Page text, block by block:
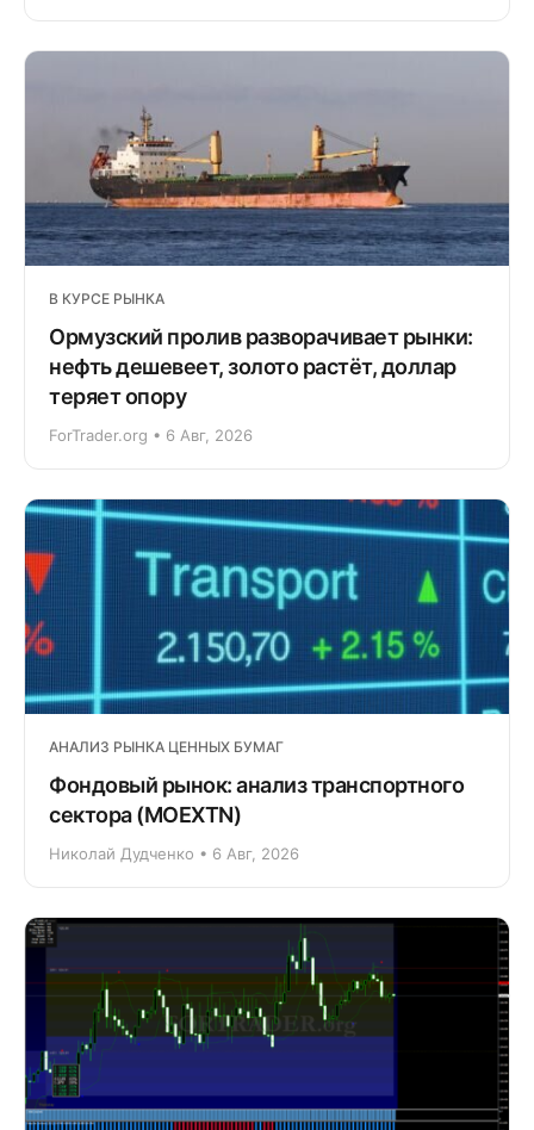
В КУРСЕ РЫНКА
Ормузский пролив разворачивает рынки:
нефть дешевеет, золото растёт, доллар
теряет опору
ForTrader.org • 6 Авг, 2026
АНАЛИЗ РЫНКА ЦЕННЫХ БУМАГ
Фондовый рынок: анализ транспортного
сектора (MOEXTN)
Николай Дудченко • 6 Авг, 2026